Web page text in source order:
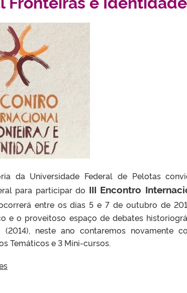
da Universidade Federal de Pelotas
para participar do III Encontro
entre os dias 5 e 7 de outubro de
e o proveitoso espaço de debates
neste ano contaremos novamente
Temáticos e 3 Mini-cursos.